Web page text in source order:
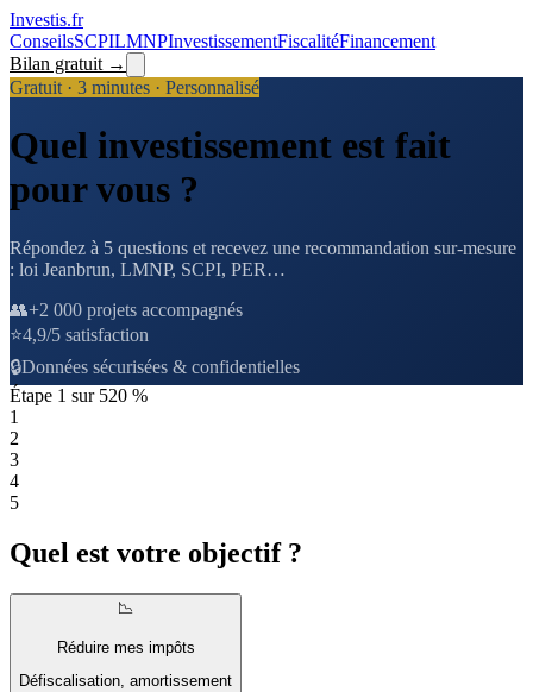
Investis.fr
ConseilsSCPILMNPInvestissementFiscalitéFinancement
Bilan gratuit →
Gratuit · 3 minutes · Personnalisé
Quel investissement est fait
pour vous ?
Répondez à 5 questions et recevez une recommandation sur-mesure
: loi Jeanbrun, LMNP, SCPI, PER…
👥+2 000 projets accompagnés
⭐4,9/5 satisfaction
🔒Données sécurisées & confidentielles
Étape 1 sur 520 %
1
2
3
4
5
Quel est votre objectif ?
📉
Réduire mes impôts
Défiscalisation, amortissement